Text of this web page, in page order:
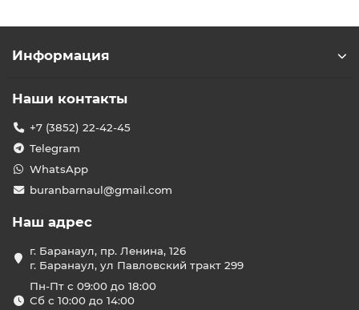
Информация
Наши контакты
+7 (3852) 22-42-45
Telegram
WhatsApp
buranbarnaul@gmail.com
Наш адрес
г. Баранаул, пр. Ленина, 126
г. Баранаул, ул Павловский тракт 299
Пн-Пт с 09:00 до 18:00
Сб с 10:00 до 14:00